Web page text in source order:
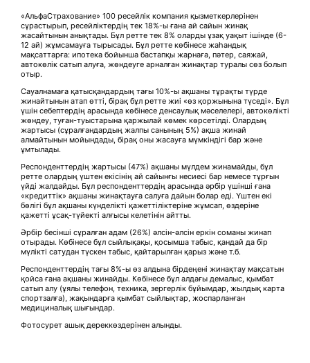
«АльфаСтрахование» 100 ресейлік компания қызметкерлерінен
сұрастырып, ресейліктердің тек 18%-ы ғана ай сайын жинақ
жасайтынын анықтады. Бұл ретте тек 8% оларды ұзақ уақыт ішінде (6-
12 ай) жұмсамауға тырысады. Бұл ретте көбінесе жаһандық
мақсаттарға: ипотека бойынша бастапқы жарнаға, пәтер, саяжай,
автокөлік сатып алуға, жөндеуге арналған жинақтар туралы сөз болып
отыр.
Сауалнамаға қатысқандардың тағы 10%-ы ақшаны тұрақты түрде
жинайтынын атап өтті, бірақ бұл ретте жиі «өз қоржынына түседі». Бұл
үшін себептердің арасында көбінесе денсаулық мәселелері, автокөлікті
жөндеу, туған-туыстарына қаржылай көмек көрсетілді. Олардың
жартысы (сұралғандардың жалпы санының 5%) ақша жинай
алмайтынын мойындады, бірақ оны жасауға мүмкіндігі бар және
ұмтылады.
Респонденттердің жартысы (47%) ақшаны мүлдем жинамайды, бұл
ретте олардың үштен екісінің ай сайынғы несиесі бар немесе тұрғын
үйді жалдайды. Бұл респонденттердің арасында әрбір үшінші ғана
«кредиттік» ақшаны жинақтауға салуға дайын болар еді. Үштен екі
бөлігі бұл ақшаны күнделікті қажеттіліктеріне жұмсап, өздеріне
қажетті ұсақ-түйекті алғысы келетінін айтты.
Әрбір бесінші сұралған адам (26%) әлсін-әлсін еркін соманы жинап
отырады. Көбінесе бұл сыйлықақы, қосымша табыс, қандай да бір
мүлікті сатудан түскен табыс, қайтарылған қарыз және т.б.
Респонденттердің тағы 8%-ы өз алдына бірдеңені жинақтау мақсатын
қойса ғана ақшаны жинайды. Көбінесе бұл алдағы демалыс, қымбат
сатып алу (ұялы телефон, техника, зергерлік бұйымдар, жылдық карта
спортзалға), жақындарға қымбат сыйлықтар, жоспарланған
медициналық шығындар.
Фотосурет ашық дереккөздерінен алынды.